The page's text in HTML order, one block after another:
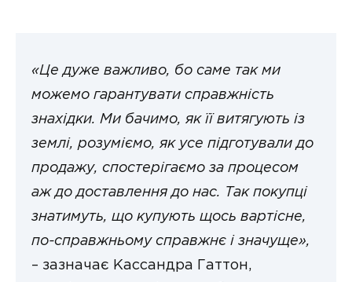
«Це дуже важливо, бо саме так ми
можемо гарантувати справжність
знахідки. Ми бачимо, як її витягують із
землі, розуміємо, як усе підготували до
продажу, спостерігаємо за процесом
аж до доставлення до нас. Так покупці
знатимуть, що купують щось вартісне,
по-справжньому справжнє і значуще»,
– зазначає Кассандра Гаттон,